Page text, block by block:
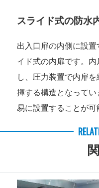
スライド式の防水
出入口扉の内側に設
イド式の内扉です。
し、圧力装置で内扉
揮する構造となって
易に設置することが可